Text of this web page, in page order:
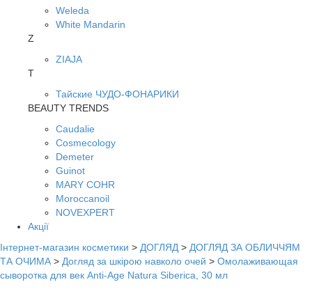
Weleda
White Mandarin
Z
ZIAJA
Т
Тайские ЧУДО-ФОНАРИКИ
BEAUTY TRENDS
Caudalie
Cosmecology
Demeter
Guinot
MARY COHR
Moroccanoil
NOVEXPERT
Акції
Інтернет-магазин косметики > ДОГЛЯД > ДОГЛЯД ЗА ОБЛИЧЧЯМ
ТА ОЧИМА > Догляд за шкірою навколо очей > Омолаживающая
сыворотка для век Anti-Age Natura Siberica, 30 мл